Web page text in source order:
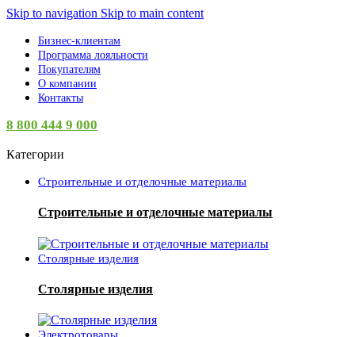
Skip to navigation Skip to main content
Бизнес-клиентам
Программа лояльности
Покупателям
О компании
Контакты
8 800 444 9 000
Категории
Строительные и отделочные материалы
Строительные и отделочные материалы
Столярные изделия
Столярные изделия